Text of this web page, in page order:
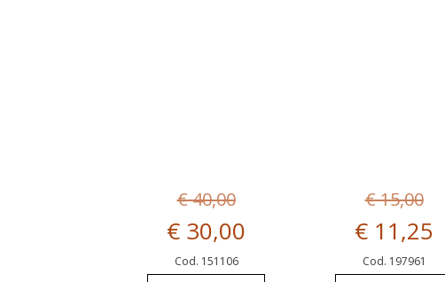
€ 40,00
€ 30,00
Cod. 151106
€ 15,00
€ 11,25
Cod. 197961